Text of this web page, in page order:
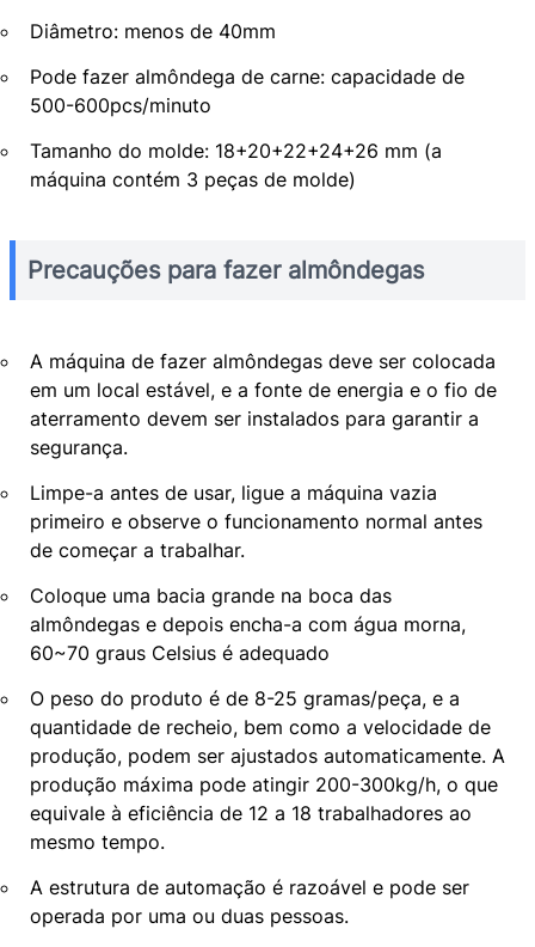
Diâmetro: menos de 40mm
Pode fazer almôndega de carne: capacidade de
500-600pcs/minuto
Tamanho do molde: 18+20+22+24+26 mm (a
máquina contém 3 peças de molde)
Precauções para fazer almôndegas
A máquina de fazer almôndegas deve ser colocada
em um local estável, e a fonte de energia e o fio de
aterramento devem ser instalados para garantir a
segurança.
Limpe-a antes de usar, ligue a máquina vazia
primeiro e observe o funcionamento normal antes
de começar a trabalhar.
Coloque uma bacia grande na boca das
almôndegas e depois encha-a com água morna,
60~70 graus Celsius é adequado
O peso do produto é de 8-25 gramas/peça, e a
quantidade de recheio, bem como a velocidade de
produção, podem ser ajustados automaticamente. A
produção máxima pode atingir 200-300kg/h, o que
equivale à eficiência de 12 a 18 trabalhadores ao
mesmo tempo.
A estrutura de automação é razoável e pode ser
operada por uma ou duas pessoas.